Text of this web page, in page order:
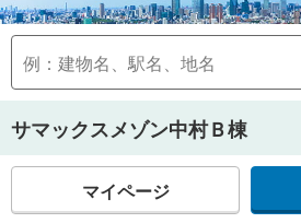
サマックスメゾン中村Ｂ棟
マイページ